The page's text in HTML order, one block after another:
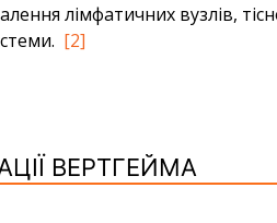
лімфатичних вузлів,
[2]
ВЕРТГЕЙМА